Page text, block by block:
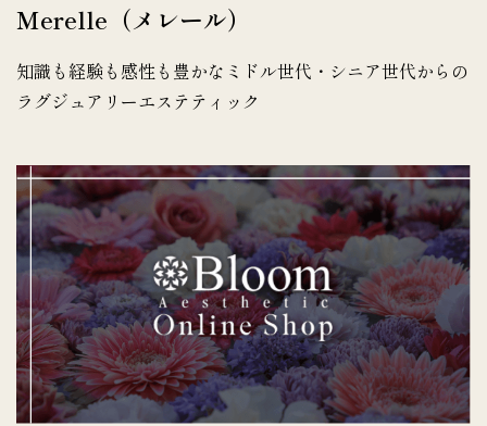
Merelle（メレール）
知識も経験も感性も豊かなミドル世代・シニア世代からの
ラグジュアリーエステティック